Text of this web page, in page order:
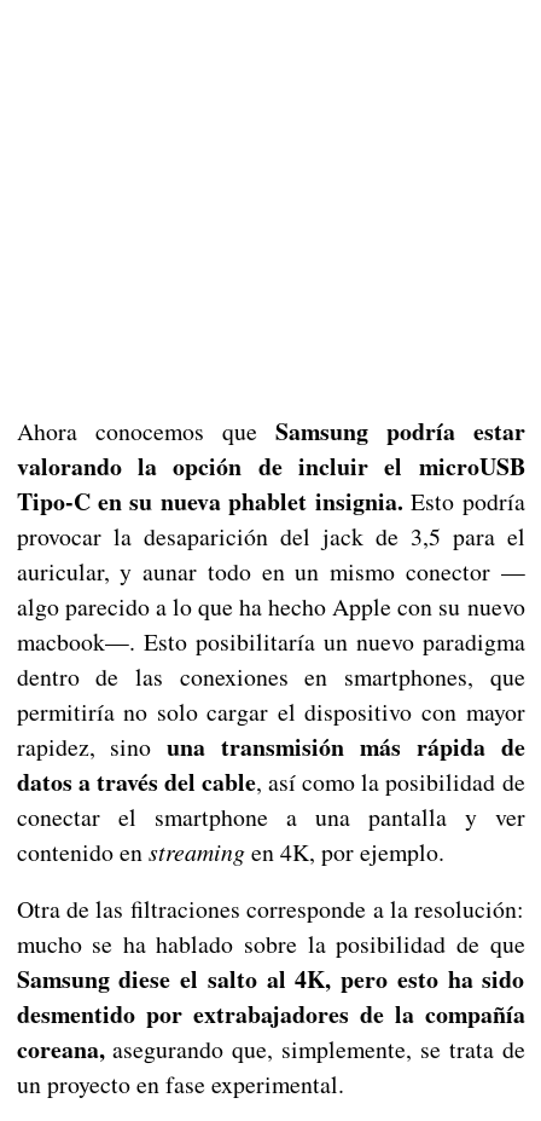
Ahora conocemos que Samsung podría estar
valorando la opción de incluir el microUSB
Tipo-C en su nueva phablet insignia. Esto podría
provocar la desaparición del jack de 3,5 para el
auricular, y aunar todo en un mismo conector —
algo parecido a lo que ha hecho Apple con su nuevo
macbook—. Esto posibilitaría un nuevo paradigma
dentro de las conexiones en smartphones, que
permitiría no solo cargar el dispositivo con mayor
rapidez, sino una transmisión más rápida de
datos a través del cable, así como la posibilidad de
conectar el smartphone a una pantalla y ver
contenido enstreamingen 4K, por ejemplo.
Otra de las filtraciones corresponde a la resolución:
mucho se ha hablado sobre la posibilidad de que
Samsung diese el salto al 4K, pero esto ha sido
desmentido por extrabajadores de la compañía
coreana,asegurando que, simplemente, se trata de
un proyecto en fase experimental.